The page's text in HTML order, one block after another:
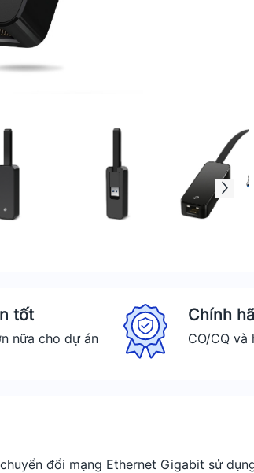
tốt
nữa cho dự án
Chính
CO/CQ và
đổi mạng Ethernet Gigabit sử